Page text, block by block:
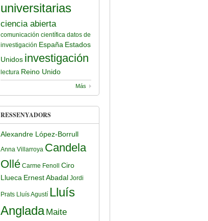
universitarias
ciencia abierta
comunicación científica datos de
investigación España Estados
Unidos investigación
lectura Reino Unido
Más
RESSENYADORS
Alexandre López-Borrull
Anna Villarroya Candela
Ollé Carme Fenoll
Ciro
Llueca Ernest Abadal Jordi
Prats Lluís Agustí Lluís
Anglada Maite